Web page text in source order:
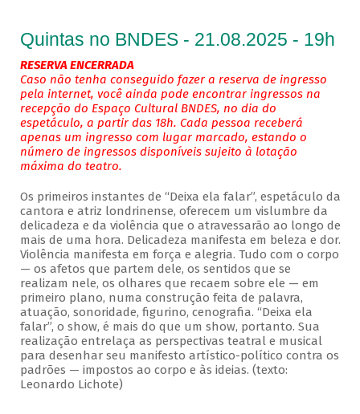
Quintas no BNDES - 21.08.2025 - 19h
RESERVA ENCERRADA
Caso não tenha conseguido fazer a reserva de ingresso
pela internet, você ainda pode encontrar ingressos na
recepção do Espaço Cultural BNDES, no dia do
espetáculo, a partir das 18h. Cada pessoa receberá
apenas um ingresso com lugar marcado, estando o
número de ingressos disponíveis sujeito à lotação
máxima do teatro.
Os primeiros instantes de “Deixa ela falar”, espetáculo da
cantora e atriz londrinense, oferecem um vislumbre da
delicadeza e da violência que o atravessarão ao longo de
mais de uma hora. Delicadeza manifesta em beleza e dor.
Violência manifesta em força e alegria. Tudo com o corpo
— os afetos que partem dele, os sentidos que se
realizam nele, os olhares que recaem sobre ele — em
primeiro plano, numa construção feita de palavra,
atuação, sonoridade, figurino, cenografia. “Deixa ela
falar”, o show, é mais do que um show, portanto. Sua
realização entrelaça as perspectivas teatral e musical
para desenhar seu manifesto artístico-político contra os
padrões — impostos ao corpo e às ideias. (texto:
Leonardo Lichote)